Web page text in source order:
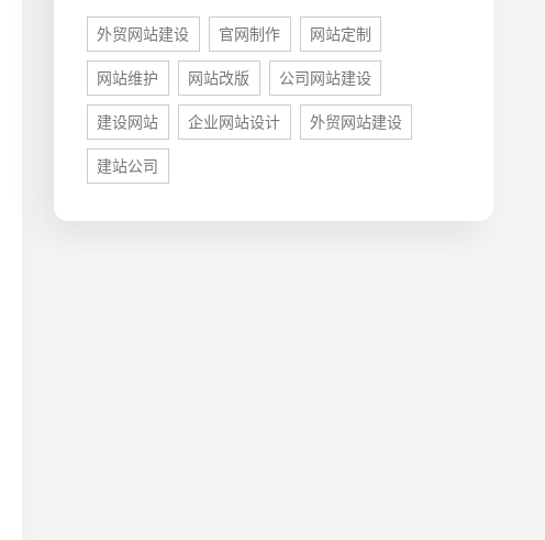
外贸网站建设 官网制作 网站定制
网站维护 网站改版 公司网站建设
建设网站 企业网站设计 外贸网站建设
建站公司
创意品牌型网站 · 标准企业官网建设